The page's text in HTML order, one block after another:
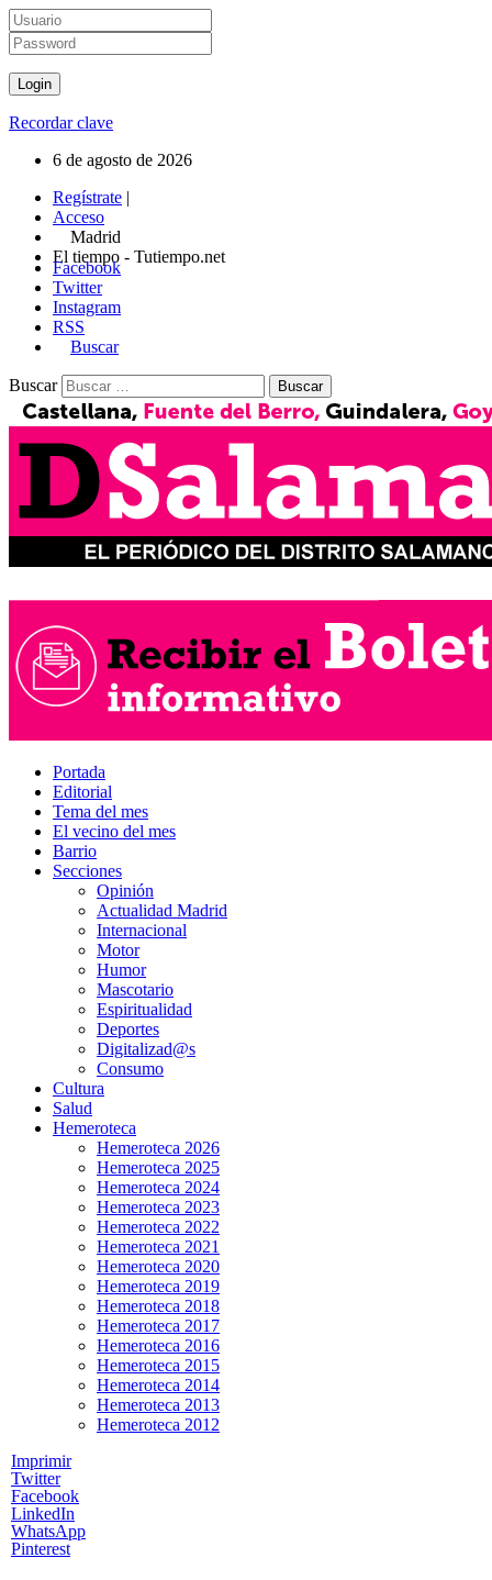
Recordar clave
6 de agosto de 2026
Regístrate |
Acceso
Madrid
El tiempo - Tutiempo.net
Facebook
Twitter
Instagram
RSS
Buscar
Buscar
Portada
Editorial
Tema del mes
El vecino del mes
Barrio
Secciones
Opinión
Actualidad Madrid
Internacional
Motor
Humor
Mascotario
Espiritualidad
Deportes
Digitalizad@s
Consumo
Cultura
Salud
Hemeroteca
Hemeroteca 2026
Hemeroteca 2025
Hemeroteca 2024
Hemeroteca 2023
Hemeroteca 2022
Hemeroteca 2021
Hemeroteca 2020
Hemeroteca 2019
Hemeroteca 2018
Hemeroteca 2017
Hemeroteca 2016
Hemeroteca 2015
Hemeroteca 2014
Hemeroteca 2013
Hemeroteca 2012
Imprimir
Twitter
Facebook
LinkedIn
WhatsApp
Pinterest